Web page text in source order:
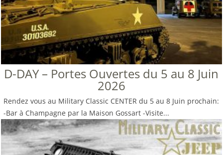
D-DAY – Portes Ouvertes du 5 au 8 Juin
2026
Rendez vous au Military Classic CENTER du 5 au 8 Juin prochain:
-Bar à Champagne par la Maison Gossart -Visite...